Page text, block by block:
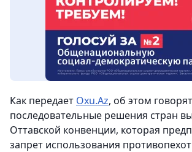
Как передает Oxu.Az, об этом говорят
последовательные решения стран
Оттавской конвенции, которая
запрет использования